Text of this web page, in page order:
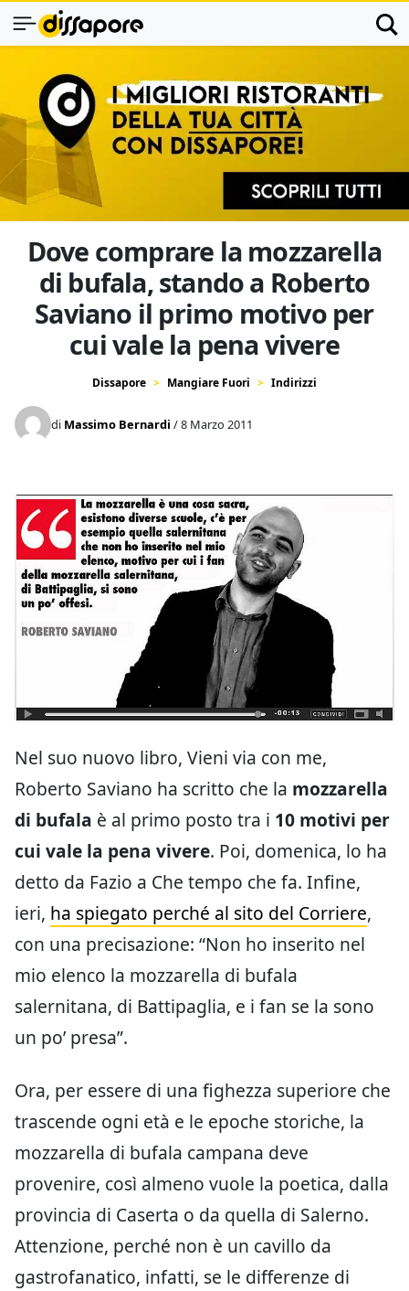
Dove comprare la mozzarella
di bufala, stando a Roberto
Saviano il primo motivo per
cui vale la pena vivere
Dissapore Mangiare Fuori Indirizzi
di Massimo Bernardi / 8 Marzo 2011
Nel suo nuovo libro, Vieni via con me,
Roberto Saviano ha scritto che la mozzarella
di bufala è al primo posto tra i 10 motivi per
cui vale la pena vivere. Poi, domenica, lo ha
detto da Fazio a Che tempo che fa. Infine,
ieri, ha spiegato perché al sito del Corriere,
con una precisazione: “Non ho inserito nel
mio elenco la mozzarella di bufala
salernitana, di Battipaglia, e i fan se la sono
un po’ presa”.
Ora, per essere di una fighezza superiore che
trascende ogni età e le epoche storiche, la
mozzarella di bufala campana deve
provenire, così almeno vuole la poetica, dalla
provincia di Caserta o da quella di Salerno.
Attenzione, perché non è un cavillo da
gastrofanatico, infatti, se le differenze di